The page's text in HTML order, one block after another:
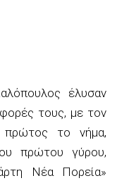
έλυσαν
τους, με τον
πρώτος το νήμα,
πρώτου γύρου,
Νέα Πορεία»